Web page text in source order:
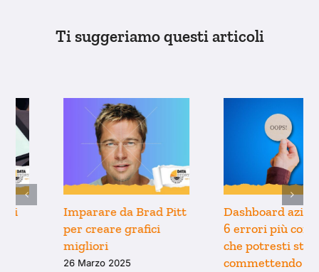
Ti suggeriamo questi articoli
Perché il modo in cui
pensiamo i grafici è
limitato dai tool che
usiamo (e come
Imparare da Brad Pitt
per creare grafici
26 Marzo 2025